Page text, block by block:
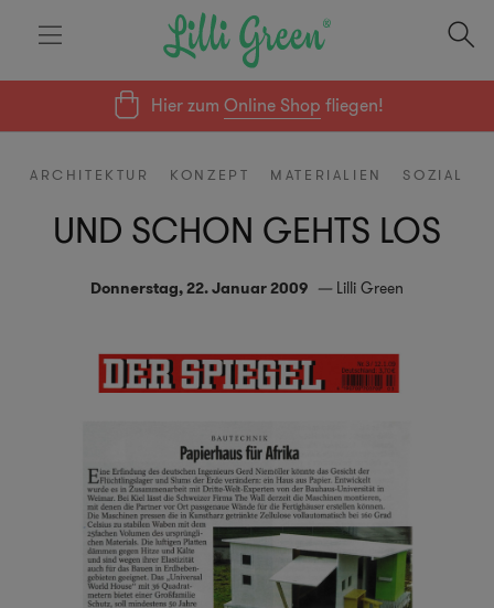
Hier zumOnline Shop fliegen!
ARCHITEKTUR KONZEPT MATERIALIEN SOZIAL
UND SCHON GEHTS LOS
Donnerstag, 22. Januar 2009 Lilli Green